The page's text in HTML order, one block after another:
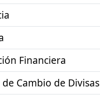
Financiera
Cambio de Divisas